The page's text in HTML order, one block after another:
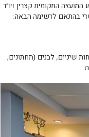
המקומית קצרין ויו״ר
בהתאם לרשימה הבאה:
שיניים, לבנים (תחתונים,